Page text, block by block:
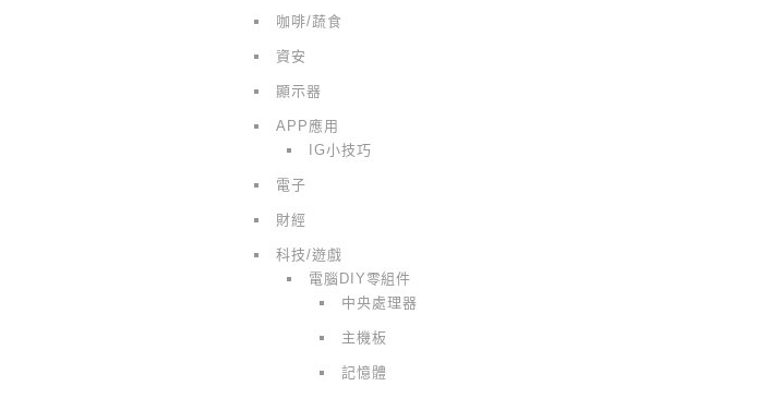
咖啡/蔬食
資安
顯示器
APP應用
IG小技巧
電子
財經
科技/遊戲
電腦DIY零組件
中央處理器
主機板
記憶體